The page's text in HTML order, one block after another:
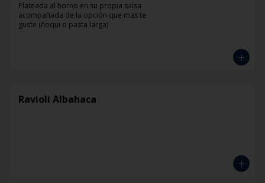
Plateada al horno en su propia salsa
acompañada de la opción que mas te
guste (ñoqui o pasta larga)
Ravioli Albahaca